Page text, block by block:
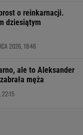
o reinkarnacji.
dziesiątym
2026, 18:46
ale to Aleksander
męża
22:15